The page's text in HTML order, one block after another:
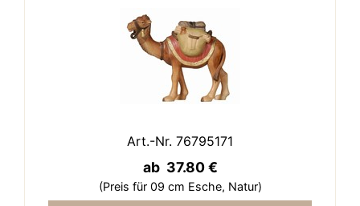
Art.-Nr. 76795171
ab 37.80 €
(Preis für 09 cm Esche, Natur)